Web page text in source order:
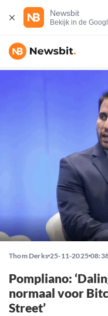
Newsbit
Bekijk in de
Thom Derks 25-11-2025
Pompliano:
normaal voor
Street’